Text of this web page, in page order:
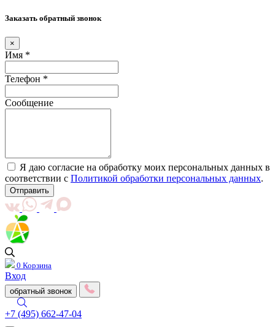
Заказать обратный звонок
×
Имя *
Телефон *
Сообщение
Я даю согласие на обработку моих персональных данных в
соответствии с Политикой обработки персональных данных.
Отправить
0 Корзина
Вход
обратный звонок
+7 (495) 662-47-04